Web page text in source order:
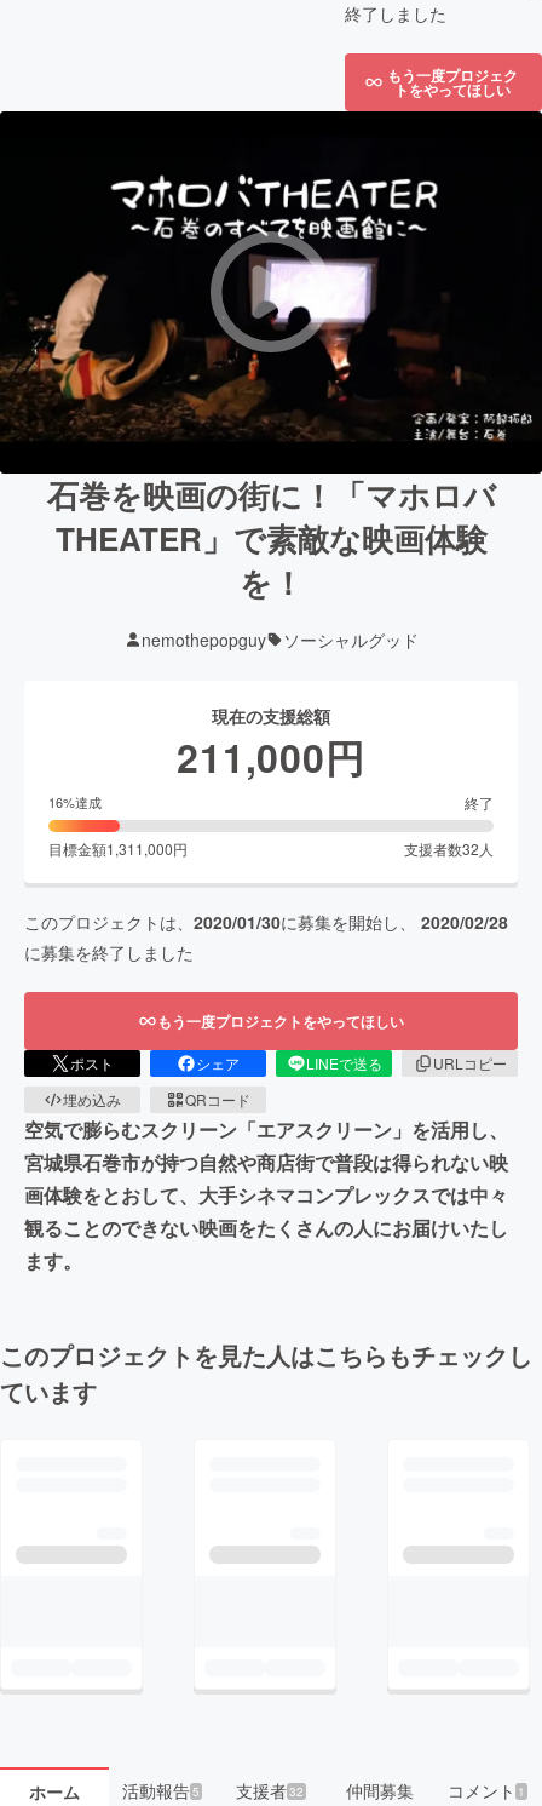
終了しました
もう一度プロジェク
トをやってほしい
石巻を映画の街に！「マホロバ
THEATER」で素敵な映画体験
を！
nemothepopguy ソーシャルグッド
現在の支援総額
211,000円
16%達成 終了
目標金額1,311,000円 支援者数32 人
このプロジェクトは、 2020/01/30に募集を開始し、 2020/02/28
に募集を終了しました
もう一度プロジェクトをやってほしい
ポスト シェア LINEで送る
URLコピー
埋め込み
QRコード
空気で膨らむスクリーン「エアスクリーン」を活用し、
宮城県石巻市が持つ自然や商店街で普段は得られない映
画体験をとおして、大手シネマコンプレックスでは中々
観ることのできない映画をたくさんの人にお届けいたし
ます。
このプロジェクトを見た人はこちらもチェックし
ています
ホーム 活動報告5 支援者32 仲間募集 コメント 1